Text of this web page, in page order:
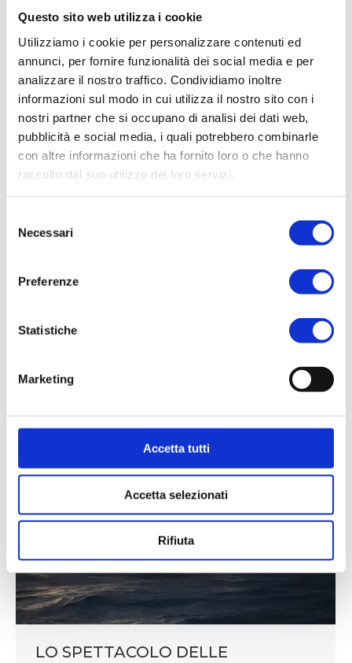
Questo sito web utilizza i cookie
Utilizziamo i cookie per personalizzare contenuti ed
annunci, per fornire funzionalità dei social media e per
analizzare il nostro traffico. Condividiamo inoltre
informazioni sul modo in cui utilizza il nostro sito con i
nostri partner che si occupano di analisi dei dati web,
pubblicità e social media, i quali potrebbero combinarle
con altre informazioni che ha fornito loro o che hanno
raccolto dal suo utilizzo dei loro servizi.
delNecessari
Preferenze
Statistiche
Marketing
Accetta tutti
Accetta selezionati
Rifiuta
ESERCITO DI TERRACOTTA A XIAN
L’Esercito di Terracotta, scoperto casualmente durante
gli scavi condotti dai contadini, si trova a circa 40 km a
sito archeologico offre un’immersione nella storia e nella
grandezza dell’antica civiltà cinese.Qui, potrai ammirare
guerrieri armati di…
LO SPETTACOLO DELLE